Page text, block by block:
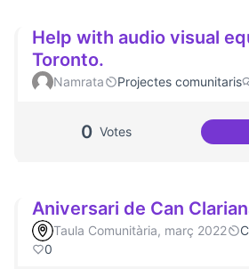
Help with audio visual
Toronto.
Namrata Projectes comunitaris
0 Votes
Aniversari de Can
Taula Comunitària, març 2022
0